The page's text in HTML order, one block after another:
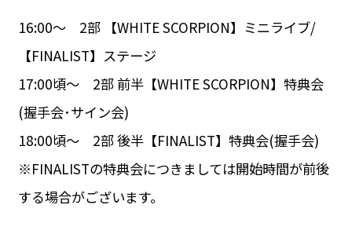
16:00～ 2部 【WHITE SCORPION】ミニライブ/
【FINALIST】ステージ
17:00頃～ 2部 前半【WHITE SCORPION】特典会
(握手会･サイン会)
18:00頃～ 2部 後半【FINALIST】特典会(握手会)
※FINALISTの特典会につきましては開始時間が前後
する場合がございます。